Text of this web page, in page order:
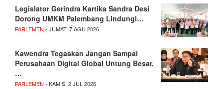
Legislator Gerindra Kartika Sandra Desi
Dorong UMKM Palembang Lindungi…
PARLEMEN - JUMAT, 7 AGU 2026
Kawendra Tegaskan Jangan Sampai
Perusahaan Digital Global Untung Besar,
…
PARLEMEN - KAMIS, 2 JUL 2026